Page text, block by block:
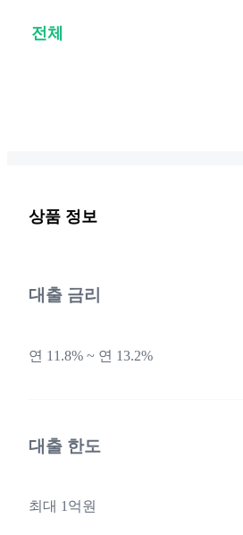
전체
상품 정보
대출 금리
연 11.8% ~ 연 13.2%
대출 한도
최대 1억원